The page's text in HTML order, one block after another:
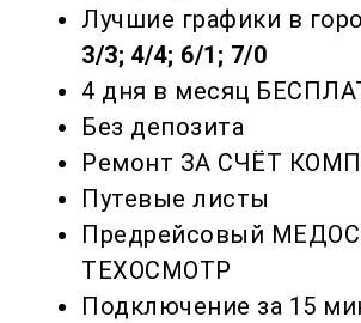
Лучшие графики в
3/3; 4/4; 6/1; 7/0
4 дня в месяц
Без депозита
Ремонт ЗА СЧЁТ
Путевые листы
Предрейсовый
ТЕХОСМОТР
Подключение за 15